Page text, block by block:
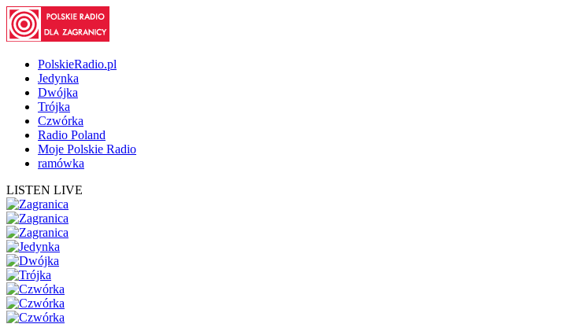
PolskieRadio.pl
Jedynka
Dwójka
Trójka
Czwórka
Radio Poland
Moje Polskie Radio
ramówka
LISTEN LIVE